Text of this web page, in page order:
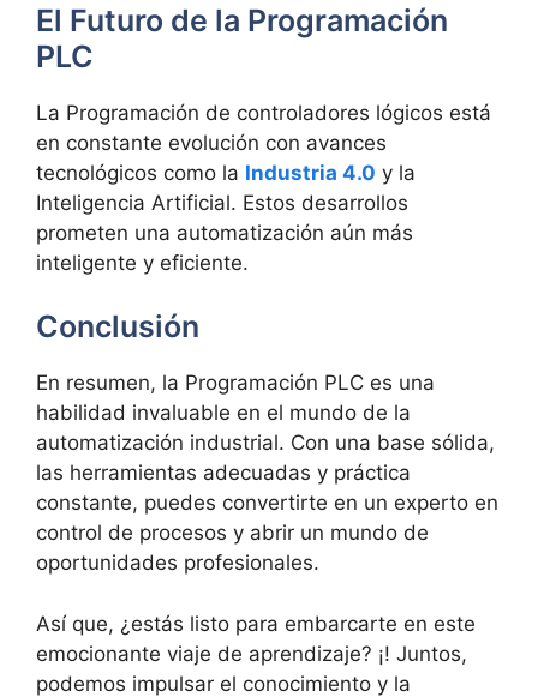
El Futuro de la Programación
PLC
La Programación de controladores lógicos está
en constante evolución con avances
tecnológicos como la Industria 4.0 y la
Inteligencia Artificial. Estos desarrollos
prometen una automatización aún más
inteligente y eficiente.
Conclusión
En resumen, la Programación PLC es una
habilidad invaluable en el mundo de la
automatización industrial. Con una base sólida,
las herramientas adecuadas y práctica
constante, puedes convertirte en un experto en
control de procesos y abrir un mundo de
oportunidades profesionales.
Así que, ¿estás listo para embarcarte en este
emocionante viaje de aprendizaje? ¡! Juntos,
podemos impulsar el conocimiento y la